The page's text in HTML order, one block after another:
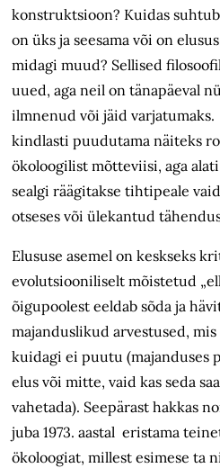
konstruktsioon? Kuidas
on üks ja seesama või on
midagi muud? Sellised
uued, aga neil on tänapäeval
ilmnenud või jäid
kindlasti puudutama näiteks
ökoloogilist mõtteviisi, aga
sealgi räägitakse tihtipeale
otseses või ülekantud
Elususe asemel on keskseks
evolutsiooniliselt mõistetud
õigupoolest eeldab sõda ja
majanduslikud arvestused,
kuidagi ei puutu (majanduses
elus või mitte, vaid kas seda
vahetada). Seepärast hakkas
juba 1973. aastal eristama
ökoloogiat, millest esimese ta